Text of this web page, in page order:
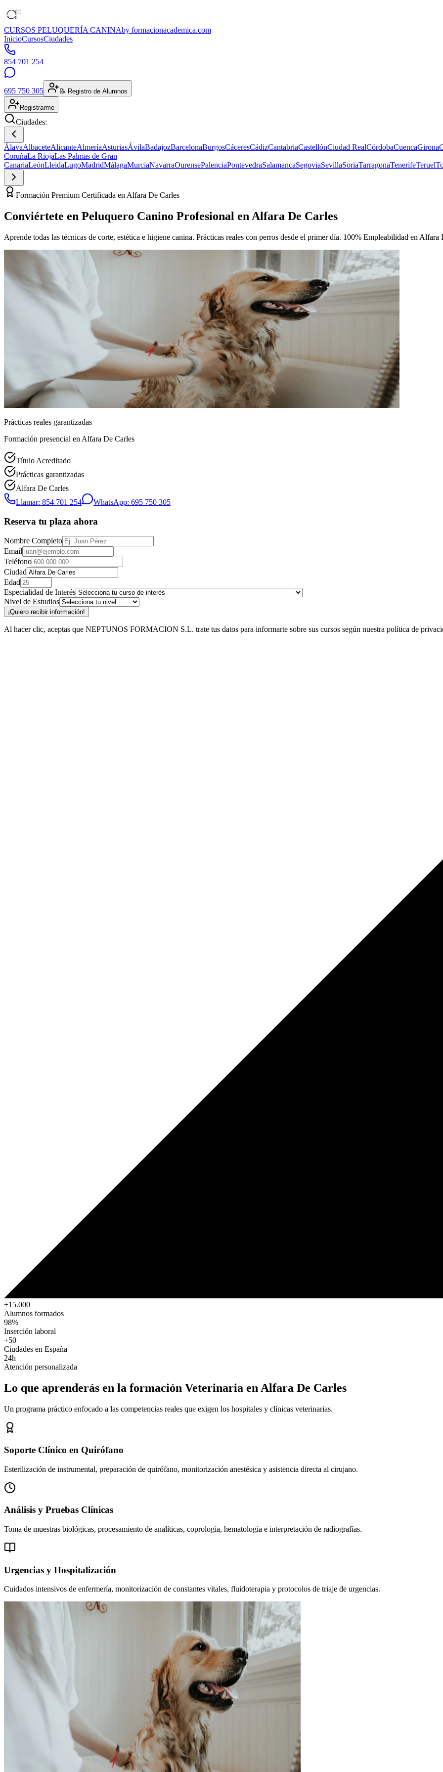
CURSOS PELUQUERÍA CANINAby formacionacademica.com
InicioCursosCiudades
854 701 254
695 750 305 📝 Registro de Alumnos
Registrarme
Ciudades:
ÁlavaAlbaceteAlicanteAlmeríaAsturiasÁvilaBadajozBarcelonaBurgosCáceresCádizCantabriaCastellónCiudad RealCórdobaCuencaGirona
CoruñaLa RiojaLas Palmas de Gran
CanariaLeónLleidaLugoMadridMálagaMurciaNavarraOurensePalenciaPontevedraSalamancaSegoviaSevillaSoriaTarragonaTenerifeTeruel
Formación Premium Certificada en Alfara De Carles
Conviértete en Peluquero Canino Profesional en Alfara De Carles
Aprende todas las técnicas de corte, estética e higiene canina. Prácticas reales con perros desde el primer día. 100% Empleabilidad en Alfara
Prácticas reales garantizadas
Formación presencial en Alfara De Carles
Título Acreditado
Prácticas garantizadas
Alfara De Carles
Llamar: 854 701 254
WhatsApp: 695 750 305
Reserva tu plaza ahora
Nombre Completo
Email
Teléfono
Ciudad
Edad
Especialidad de Interés
Nivel de Estudios
¡Quiero recibir información!
Al hacer clic, aceptas que NEPTUNOS FORMACION S.L. trate tus datos para informarte sobre sus cursos según nuestra política de
+15.000
Alumnos formados
98%
Inserción laboral
+50
Ciudades en España
24h
Atención personalizada
Lo que aprenderás en la formación Veterinaria en Alfara De Carles
Un programa práctico enfocado a las competencias reales que exigen los hospitales y clínicas veterinarias.
Soporte Clínico en Quirófano
Esterilización de instrumental, preparación de quirófano, monitorización anestésica y asistencia directa al cirujano.
Análisis y Pruebas Clínicas
Toma de muestras biológicas, procesamiento de analíticas, coprología, hematología e interpretación de radiografías.
Urgencias y Hospitalización
Cuidados intensivos de enfermería, monitorización de constantes vitales, fluidoterapia y protocolos de triaje de urgencias.